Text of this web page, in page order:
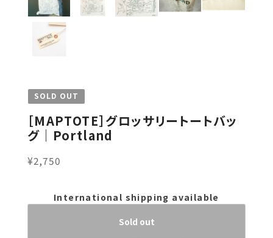
SOLD OUT
［MAPTOTE］グロッサリートートバッ
グ｜Portland
¥2,750
International shipping available
Sold out